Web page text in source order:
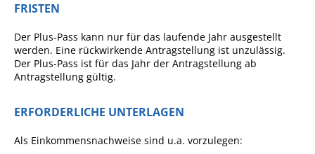
Online-Bürgerportal
Bürgerservice
Lebenslagen
Leistungen - Service BW
FRISTEN
Der Plus-Pass kann nur für das laufende Jahr ausgestellt
werden. Eine rückwirkende Antragstellung ist unzulässig.
Der Plus-Pass ist für das Jahr der Antragstellung ab
Antragstellung gültig.
ERFORDERLICHE UNTERLAGEN
Als Einkommensnachweise sind u.a. vorzulegen: